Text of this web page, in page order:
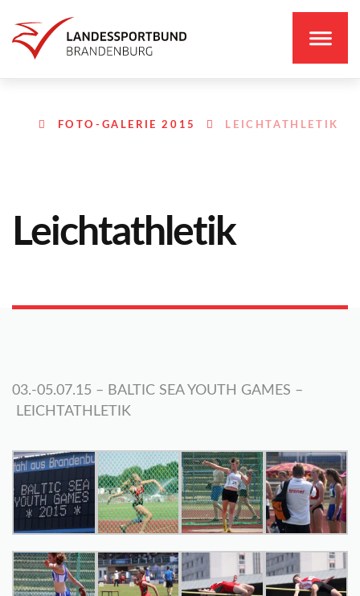
FOTO-GALERIE 2015 LEICHTATHLETIK
Leichtathletik
03.-05.07.15 – BALTIC SEA YOUTH GAMES –
LEICHTATHLETIK